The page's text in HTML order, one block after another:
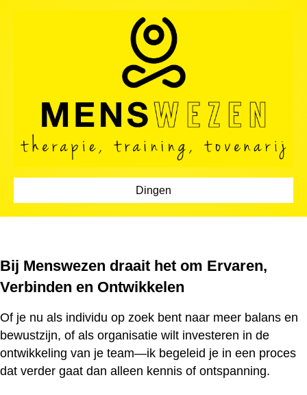
Dingen
Bij Menswezen draait het om Ervaren,
Verbinden en Ontwikkelen
Of je nu als individu op zoek bent naar meer balans en
bewustzijn, of als organisatie wilt investeren in de
ontwikkeling van je team—ik begeleid je in een proces
dat verder gaat dan alleen kennis of ontspanning.